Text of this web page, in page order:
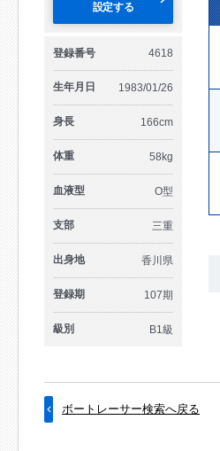
設定する
登録番号 4618
生年月日 1983/01/26
身長 166cm
体重 58kg
血液型 O型
支部 三重
出身地 香川県
登録期 107期
級別 B1級
ボートレーサー検索へ戻る